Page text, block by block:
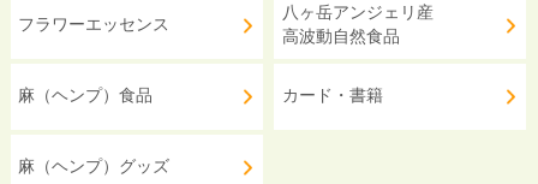
フラワーエッセンス
麻（ヘンプ）食品
麻（ヘンプ）グッズ
八ヶ岳アンジェリ産
高波動自然食品
カード・書籍